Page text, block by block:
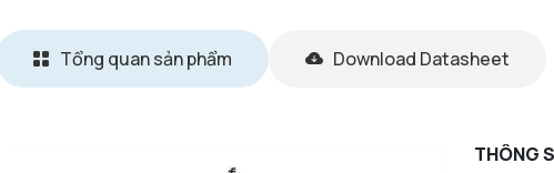
Tổng quan sản phẩm Download Datasheet
THÔNG